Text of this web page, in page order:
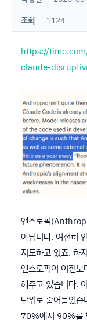
조회
1124
https://
claude-
앤스로픽
아닙니다. 여전히
지도하고 있죠. 하
앤스로픽이 이전
해주고 있습니다.
단위로 줄어들었
70%에서 90%를